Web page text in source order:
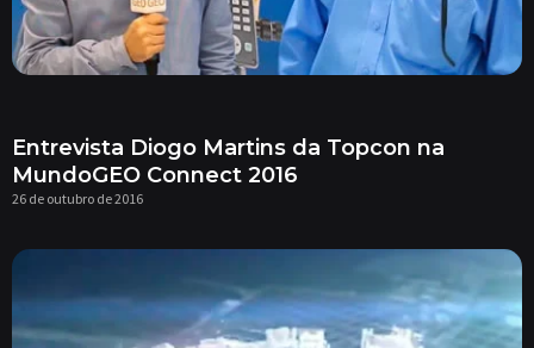
Entrevista Diogo Martins da Topcon na
MundoGEO Connect 2016
26 de outubro de 2016